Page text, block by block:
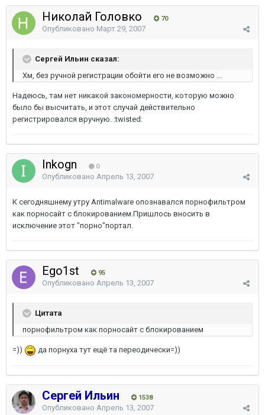
Николай Головко 70
Опубликовано Март 29, 2007
Сергей Ильин сказал:
Хм, без ручной регистрации обойти его не возможно ...
Надеюсь, там нет никакой закономерности, которую можно
было бы высчитать, и этот случай действительно
регистрировался вручную. :twisted:
Inkogn 0
Опубликовано Апрель 13, 2007
К сегодняшнему утру Antimalware опознавался порнофильтром
как порносайт с блокированием.Пришлось вносить в
исключение этот "порно"портал.
Ego1st 95
Опубликовано Апрель 13, 2007
Цитата
порнофильтром как порносайт с блокированием
=)) да порнуха тут ещё та переодически=))
Сергей Ильин 1538
Опубликовано Апрель 13, 2007